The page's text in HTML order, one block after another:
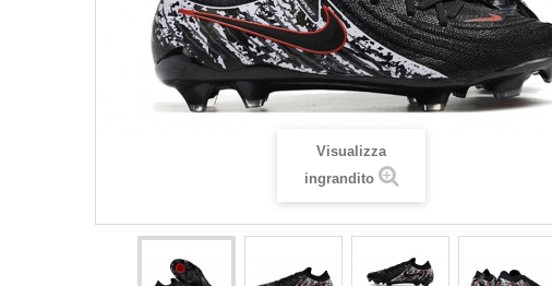
Visualizza
ingrandito